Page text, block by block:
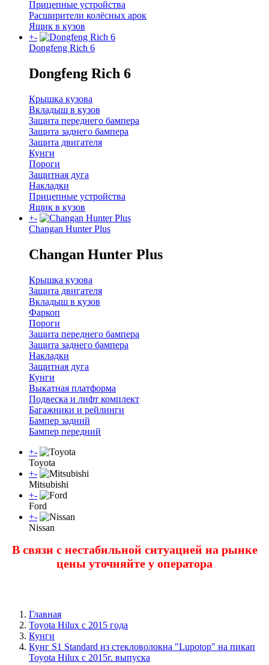
Прицепные устройства
Расширители колёсных арок
Ящик в кузов
+-
Dongfeng Rich 6
Dongfeng Rich 6
Крышка кузова
Вкладыш в кузов
Защита переднего бампера
Защита заднего бампера
Защита двигателя
Кунги
Пороги
Защитная дуга
Накладки
Прицепные устройства
Ящик в кузов
+-
Changan Hunter Plus
Changan Hunter Plus
Крышка кузова
Защита двигателя
Вкладыш в кузов
Фаркоп
Пороги
Защита переднего бампера
Защита заднего бампера
Накладки
Защитная дуга
Кунги
Выкатная платформа
Подвеска и лифт комплект
Багажники и рейлинги
Бампер задний
Бампер передний
+-
Toyota
+-
Mitsubishi
+-
Ford
+-
Nissan
В связи с нестабильной ситуацией на рынке
цены уточняйте у оператора
Главная
Toyota Нilux с 2015 года
Кунги
Кунг S1 Standard из стекловолокна "Lupotop" на пикап
Toyota Hilux с 2015г. выпуска